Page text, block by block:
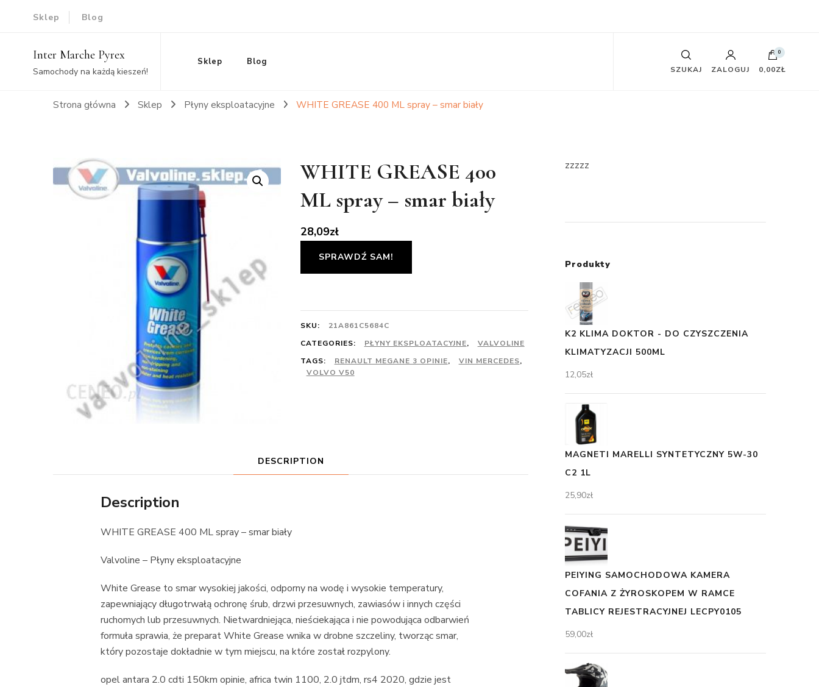
Sklep Blog
Inter Marche Pyrex
Samochody na każdą kieszeń!
Sklep Blog
SZUKAJ ZALOGUJ
0
0,00ZŁ
Strona główna Sklep Płyny eksploatacyjne WHITE GREASE 400 ML spray – smar biały
WHITE GREASE 400
ML spray – smar biały
28,09zł
SPRAWDŹ SAM!
SKU:
21A861C5684C
CATEGORIES:
PŁYNY EKSPLOATACYJNE,
VALVOLINE
TAGS:
RENAULT MEGANE 3 OPINIE, VIN MERCEDES,
VOLVO V50
DESCRIPTION
Description
WHITE GREASE 400 ML spray – smar biały
Valvoline – Płyny eksploatacyjne
White Grease to smar wysokiej jakości, odporny na wodę i wysokie temperatury,
zapewniający długotrwałą ochronę śrub, drzwi przesuwnych, zawiasów i innych części
ruchomych lub przesuwnych. Nietwardniejąca, nieściekająca i nie powodująca odbarwień
formuła sprawia, że preparat White Grease wnika w drobne szczeliny, tworząc smar,
który pozostaje dokładnie w tym miejscu, na które został rozpylony.
opel antara 2.0 cdti 150km opinie, africa twin 1100, 2.0 jtdm, rs4 2020, gdzie jest
zzzzz
Produkty
K2 KLIMA DOKTOR - DO CZYSZCZENIA
KLIMATYZACJI 500ML
12,05zł
MAGNETI MARELLI SYNTETYCZNY 5W-30
C2 1L
25,90zł
PEIYING SAMOCHODOWA KAMERA
COFANIA Z ŻYROSKOPEM W RAMCE
TABLICY REJESTRACYJNEJ LECPY0105
59,00zł